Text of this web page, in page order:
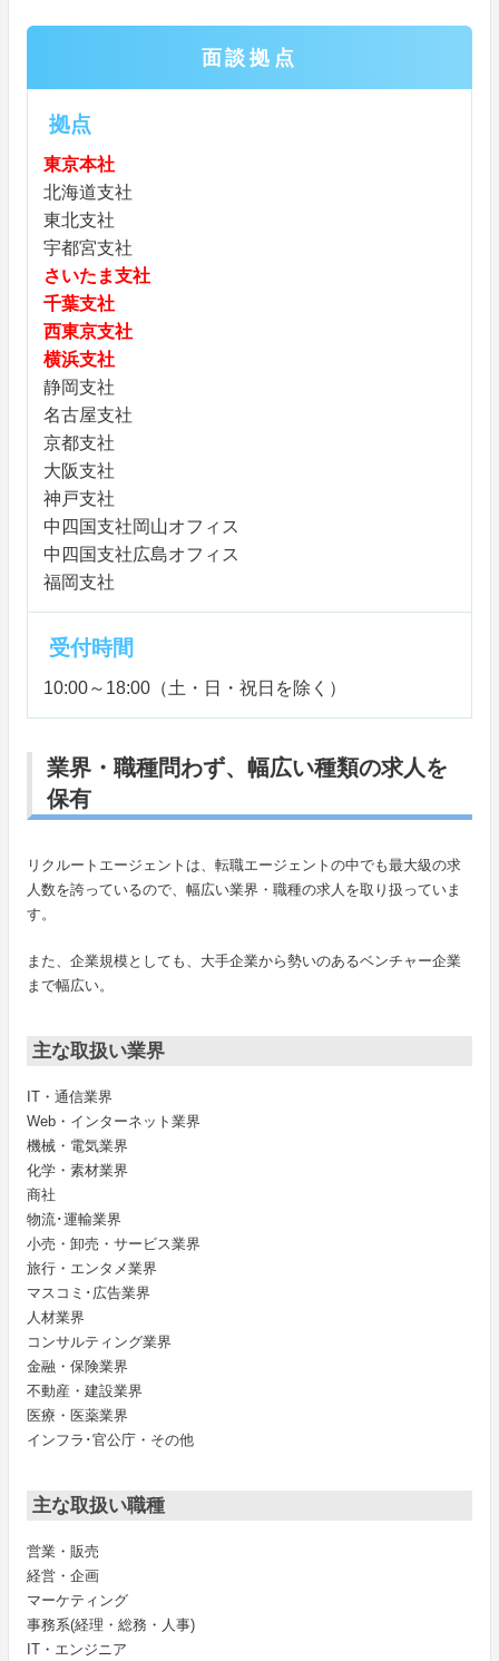
面談拠点
拠点
東京本社
北海道支社
東北支社
宇都宮支社
さいたま支社
千葉支社
西東京支社
横浜支社
静岡支社
名古屋支社
京都支社
大阪支社
神戸支社
中四国支社岡山オフィス
中四国支社広島オフィス
福岡支社
受付時間
10:00～18:00（土・日・祝日を除く）
業界・職種問わず、幅広い種類の求人を
保有
リクルートエージェントは、転職エージェントの中でも最大級の求
人数を誇っているので、幅広い業界・職種の求人を取り扱っていま
す。
また、企業規模としても、大手企業から勢いのあるベンチャー企業
まで幅広い。
主な取扱い業界
IT・通信業界
Web・インターネット業界
機械・電気業界
化学・素材業界
商社
物流･運輸業界
小売・卸売・サービス業界
旅行・エンタメ業界
マスコミ･広告業界
人材業界
コンサルティング業界
金融・保険業界
不動産・建設業界
医療・医薬業界
インフラ･官公庁・その他
主な取扱い職種
営業・販売
経営・企画
マーケティング
事務系(経理・総務・人事)
IT・エンジニア